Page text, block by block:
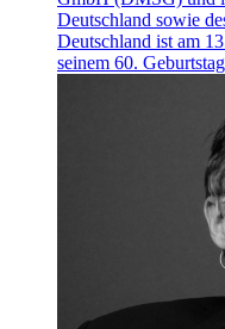
Deutschland sowie
Deutschland ist am
seinem 60.